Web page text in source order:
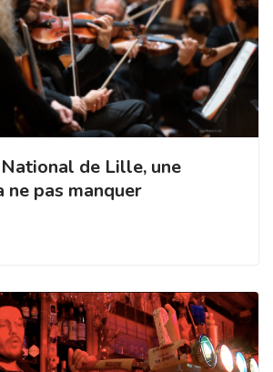
National de Lille, une
ne pas manquer